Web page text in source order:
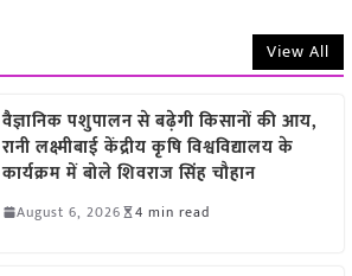
View All
वैज्ञानिक पशुपालन से बढ़ेगी किसानों की आय,
रानी लक्ष्मीबाई केंद्रीय कृषि विश्वविद्यालय के
कार्यक्रम में बोले शिवराज सिंह चौहान
August 6, 2026 4 min read